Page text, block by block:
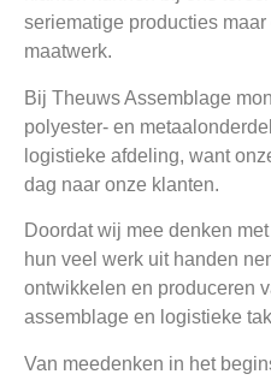
seriematige producties
maatwerk.
Bij Theuws Assemblage
polyester- en
logistieke afdeling, want
dag naar onze klanten.
Doordat wij mee denken
hun veel werk uit handen
ontwikkelen en produceren
assemblage en logistieke
Van meedenken in het